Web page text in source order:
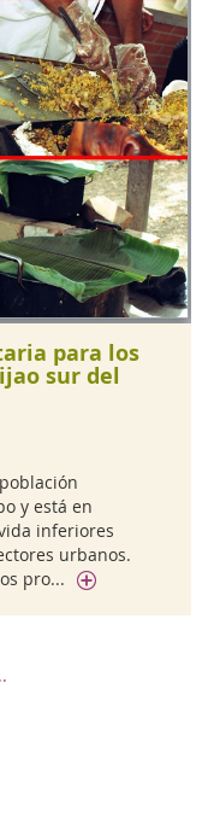
para los
sur del
y está en
inferiores
urbanos.
pro...
..